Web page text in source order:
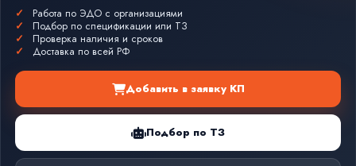
Работа по ЭДО с организациями
Подбор по спецификации или ТЗ
Проверка наличия и сроков
Доставка по всей РФ
Добавить в заявку КП
Подбор по ТЗ